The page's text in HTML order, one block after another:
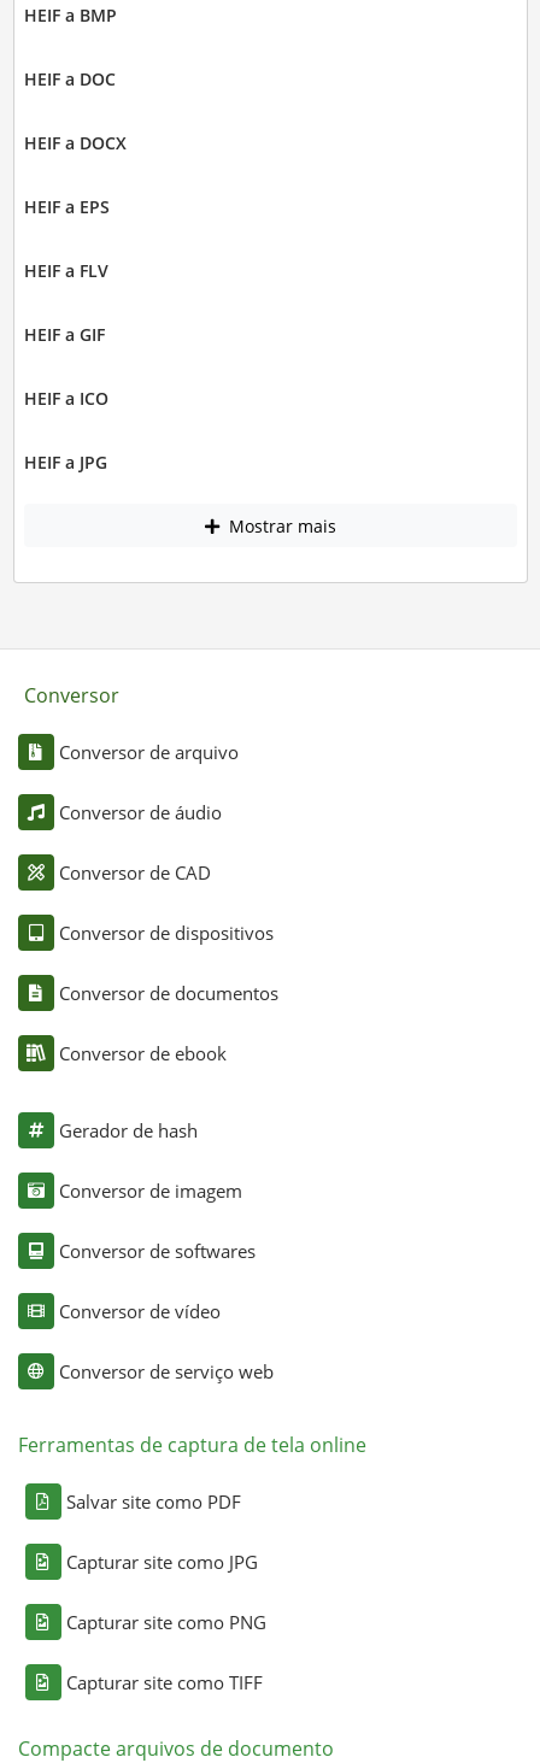
HEIF a BMP
HEIF a DOC
HEIF a DOCX
HEIF a EPS
HEIF a FLV
HEIF a GIF
HEIF a ICO
HEIF a JPG
Mostrar mais
Conversor
Conversor de arquivo
Conversor de áudio
Conversor de CAD
Conversor de dispositivos
Conversor de documentos
Conversor de ebook
Gerador de hash
Conversor de imagem
Conversor de softwares
Conversor de vídeo
Conversor de serviço web
Ferramentas de captura de tela online
Salvar site como PDF
Capturar site como JPG
Capturar site como PNG
Capturar site como TIFF
Compacte arquivos de documento